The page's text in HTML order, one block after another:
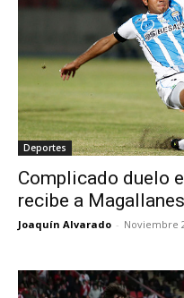
Deportes
Complicado duelo
recibe a Magallanes
Joaquín Alvarado - Noviembre